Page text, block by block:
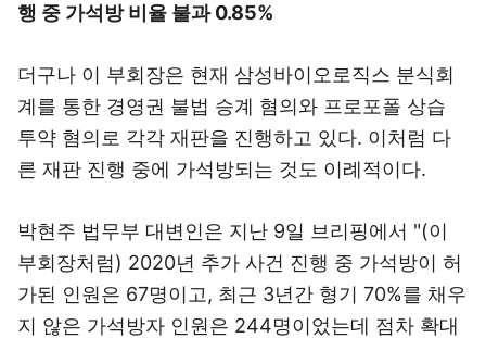
행 중 가석방 비율 불과 0.85%
더구나 이 부회장은 현재 삼성바이오로직스 분식회
계를 통한 경영권 불법 승계 혐의와 프로포폴 상습
투약 혐의로 각각 재판을 진행하고 있다. 이처럼 다
른 재판 진행 중에 가석방되는 것도 이례적이다.
박현주 법무부 대변인은 지난 9일 브리핑에서 "(이
부회장처럼) 2020년 추가 사건 진행 중 가석방이 허
가된 인원은 67명이고, 최근 3년간 형기 70%를 채우
지 않은 가석방자 인원은 244명이었는데 점차 확대